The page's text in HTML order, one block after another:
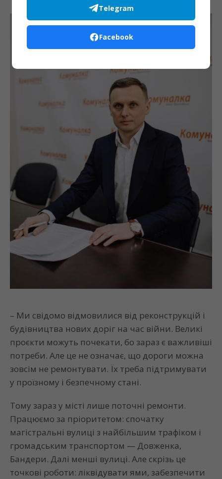
– Ми свідомо відмовилися від реконструкцій і
будівництва нових доріг на час війни. Великі
проєкти можуть почекати, бо зараз є важливіші
потреби. Але це не означає, що дороги можна
зовсім не ремонтувати. Їх треба підтримувати
у проїзному і безпечному стані.
Тому зараз у місті лише поточні ремонти.
Працюємо за пріоритетом: спочатку
магістральні вулиці з найбільшим трафіком і
громадським транспортом — Довженка,
Бандери. Далі менші вулиці. Але скрізь це
точкові роботи: ліквідувати ями, забезпечити
Telegram
Facebook